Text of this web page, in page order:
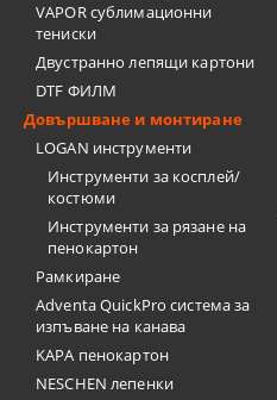
VAPOR сублимационни
тениски
Двустранно лепящи картони
DTF ФИЛМ
Довършване и монтиране
LOGAN инструменти
Инструменти за косплей/
костюми
Инструменти за рязане на
пенокартон
Рамкиране
Adventa QuickPro система за
изпъване на канава
KAPA пенокартон
NESCHEN лепенки